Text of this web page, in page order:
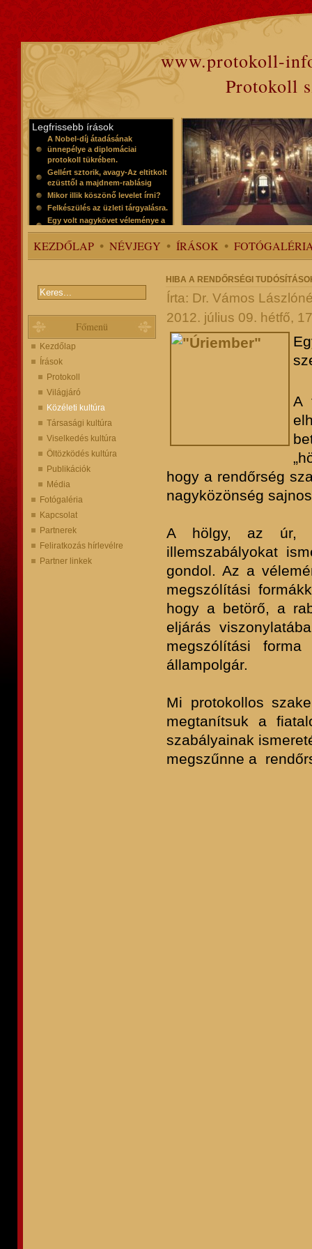
www.protokoll-
Protokoll
Legfrissebb írások
A Nobel-díj átadásának
ünnepélye a diplomáciai
protokoll tükrében.
Gellért sztorik, avagy-Az eltitkolt
ezüsttől a majdnem-rablásig
Mikor illik köszönő levelet írni?
Felkészülés az üzleti tárgyalásra.
Egy volt nagykövet véleménye a
protokollról
KEZDŐLAP NÉVJEGY ÍRÁSOK
Főmenü
Kezdőlap
Írások
Protokoll
Világjáró
Közéleti kultúra
Társasági kultúra
Viselkedés kultúra
Öltözködés kultúra
Publikációk
Média
Fotógaléria
Kapcsolat
Partnerek
Feliratkozás hírlevélre
Partner linkek
HIBA A RENDŐRSÉGI
Írta: Dr. Vámos
2012. július 09. hétfő,
A
hogy a rendőrség
nagyközönség
A hölgy, az úr,
illemszabályokat
gondol. Az a
megszólítási
hogy a betörő, a
eljárás
megszólítási
állampolgár.
Mi protokollos
megtanítsuk a
szabályainak
megszűnne a